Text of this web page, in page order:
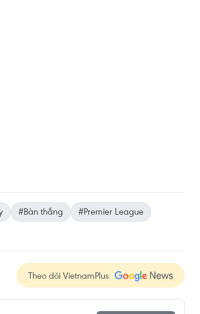
#Bàn thắng
#Premier League
Theo dõi VietnamPlus